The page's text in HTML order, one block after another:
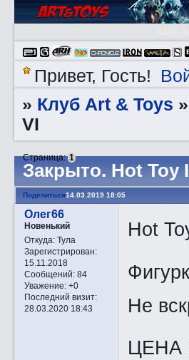
Привет, Гость!
» Клуб Art & Toys »
VI
Закрытo. Hot Toy
Страница:1
Поделиться14.03.2019 18:05
Олег66
Новенький
Откуда:Тула
Зарегистрирован:
15.11.2018
Сообщений:84
Уважение: +0
Последний визит:
28.03.2020 18:43
Hot
Не
ЦЕНА